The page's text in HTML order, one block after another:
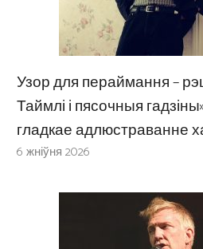
Узор для пераймання –
Таймлі і пясочныя
гладкае адлюстраванне
6 жніўня 2026